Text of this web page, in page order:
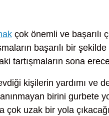
çok önemli ve başarılı
başarılı bir
tartışmaların sona
kişilerin yardımı ve
birini gurbete
çok uzak bir yola